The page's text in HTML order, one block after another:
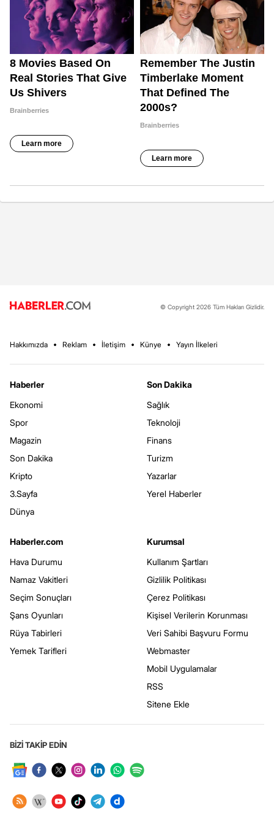
© Copyright 2026 Tüm Hakları Gizlidir.
Hakkımızda Reklam İletişim Künye Yayın İlkeleri
Haberler
Ekonomi
Spor
Magazin
Son Dakika
Kripto
3.Sayfa
Dünya
Son Dakika
Sağlık
Teknoloji
Finans
Turizm
Yazarlar
Yerel Haberler
Haberler.com
Hava Durumu
Namaz Vakitleri
Seçim Sonuçları
Şans Oyunları
Rüya Tabirleri
Yemek Tarifleri
Kurumsal
Kullanım Şartları
Gizlilik Politikası
Çerez Politikası
Kişisel Verilerin Korunması
Veri Sahibi Başvuru Formu
Webmaster
Mobil Uygulamalar
RSS
Sitene Ekle
BİZİ TAKİP EDİN